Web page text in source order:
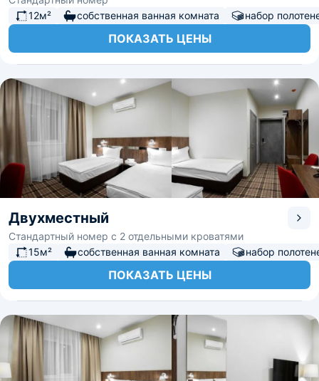
12м²
собственная ванная комната набор
ПОКАЗАТЬ ЦЕНЫ
Двухместный
Стандартный номер с 2 отдельными кроватями
15м²
собственная ванная комната набор
ПОКАЗАТЬ ЦЕНЫ